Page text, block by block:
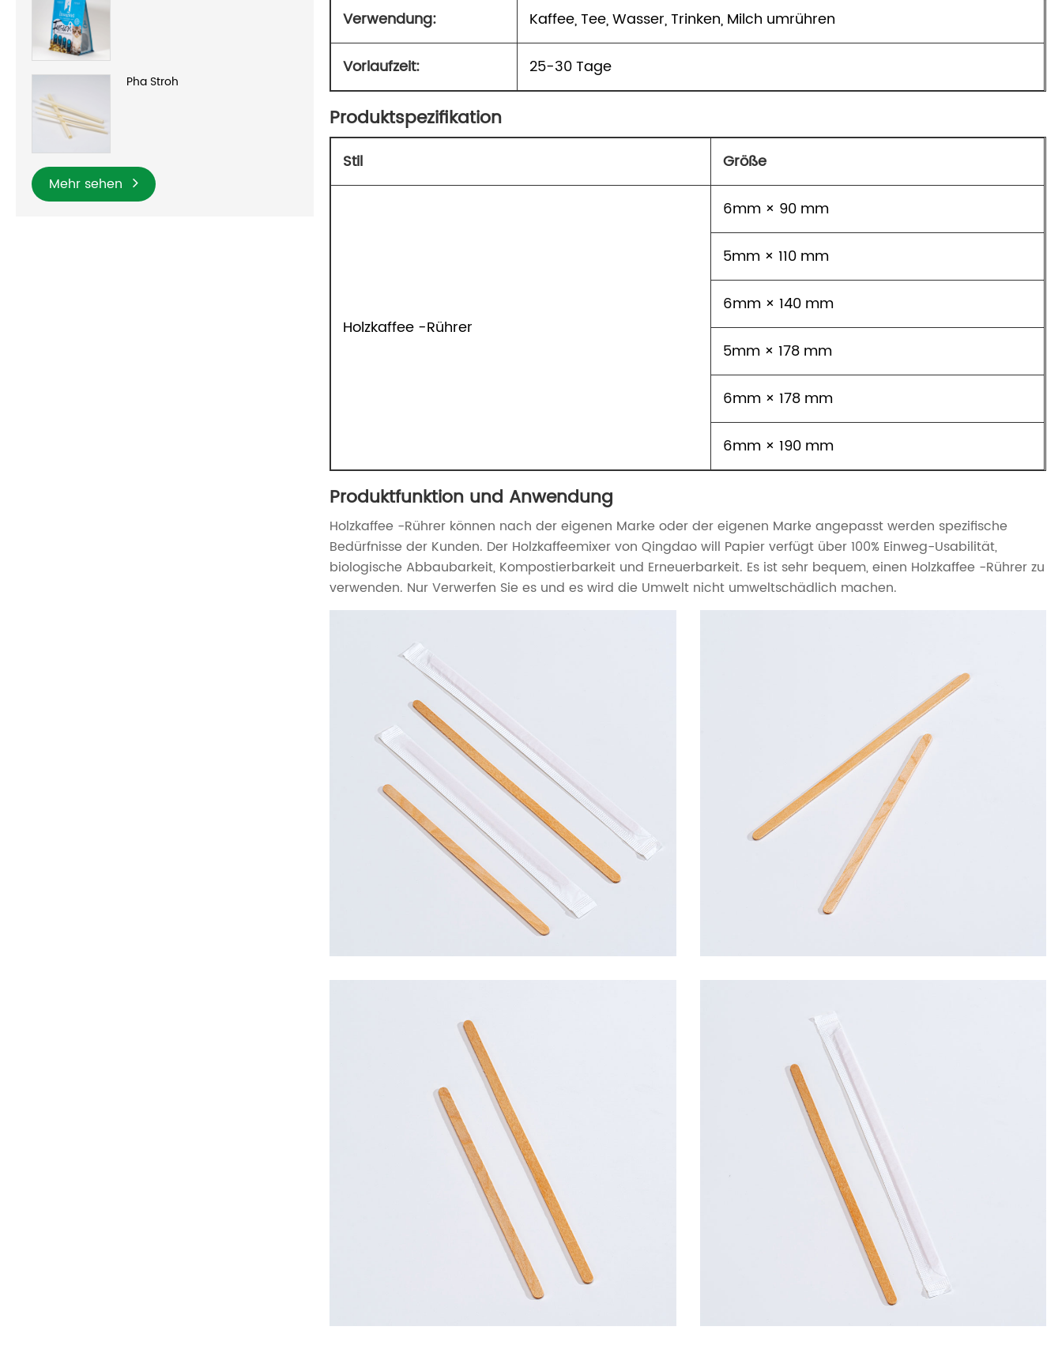
Pha Stroh
Mehr sehen
Verwendung: Kaffee, Tee, Wasser, Trinken, Milch umrühren
Vorlaufzeit: 25-30 Tage
Produktspezifikation
Stil Größe
Holzkaffee -Rührer
6mm × 90 mm
5mm × 110 mm
6mm × 140 mm
5mm × 178 mm
6mm × 178 mm
6mm × 190 mm
Produktfunktion und Anwendung
Holzkaffee -Rührer können nach der eigenen Marke oder der eigenen Marke angepasst werden spezifische
Bedürfnisse der Kunden. Der Holzkaffeemixer von Qingdao will Papier verfügt über 100% Einweg-Usabilität,
biologische Abbaubarkeit, Kompostierbarkeit und Erneuerbarkeit. Es ist sehr bequem, einen Holzkaffee -Rührer zu
verwenden. Nur Verwerfen Sie es und es wird die Umwelt nicht umweltschädlich machen.